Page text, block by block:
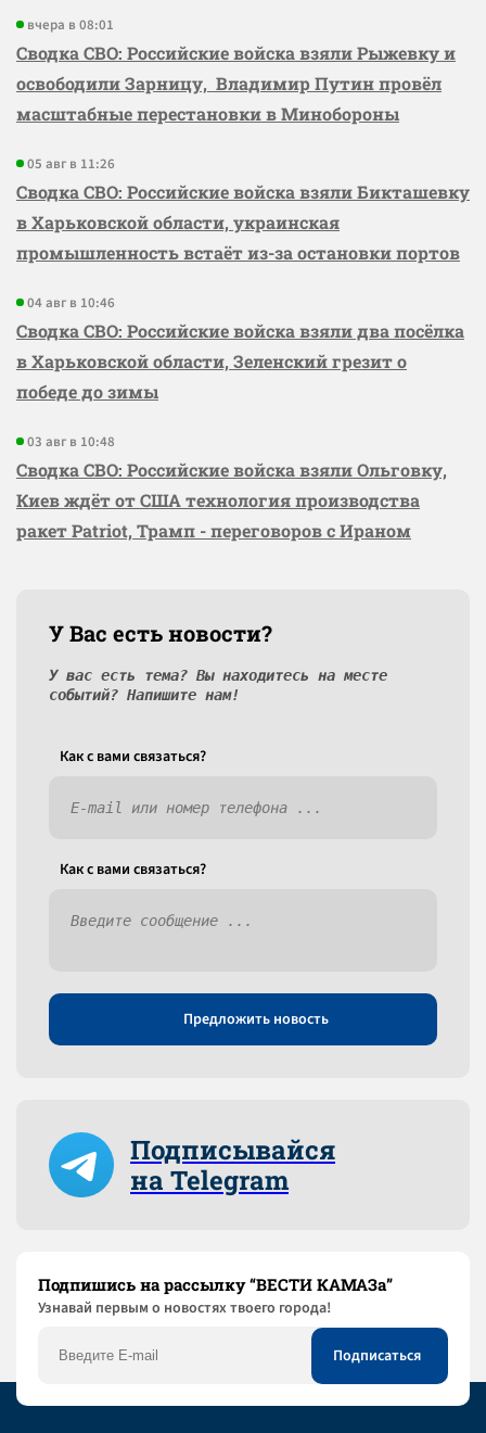
вчера в 08:01
Сводка СВО: Российские войска взяли Рыжевку и
освободили Зарницу, Владимир Путин провёл
масштабные перестановки в Минобороны
05 авг в 11:26
Сводка СВО: Российские войска взяли Бикташевку
в Харьковской области, украинская
промышленность встаёт из-за остановки портов
04 авг в 10:46
Сводка СВО: Российские войска взяли два посёлка
в Харьковской области, Зеленский грезит о
победе до зимы
03 авг в 10:48
Сводка СВО: Российские войска взяли Ольговку,
Киев ждёт от США технология производства
ракет Patriot, Трамп - переговоров с Ираном
У Вас есть новости?
У вас есть тема? Вы находитесь на месте
событий? Напишите нам!
Как c вами связаться?
Как c вами связаться?
Предложить новость
Подписывайся
на Telegram
Подпишись на рассылку “ВЕСТИ КАМАЗа”
Узнaвай первым о новостях твоего города!